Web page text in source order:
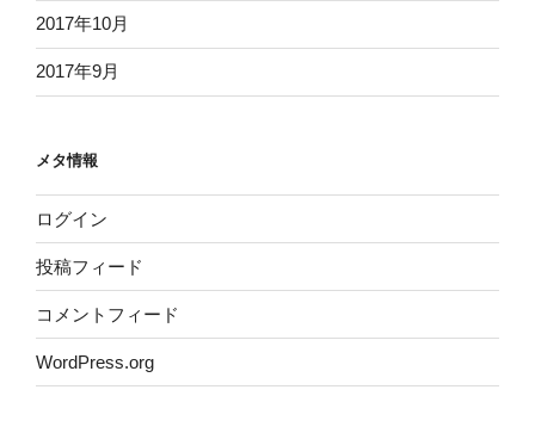
2017年10月
2017年9月
メタ情報
ログイン
投稿フィード
コメントフィード
WordPress.org